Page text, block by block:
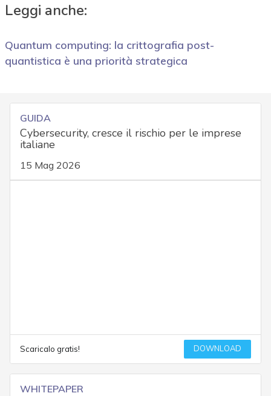
Leggi anche:
Quantum computing: la crittografia post-
quantistica è una priorità strategica
GUIDA
Cybersecurity, cresce il rischio per le imprese
italiane
15 Mag 2026
Scaricalo gratis! DOWNLOAD
WHITEPAPER